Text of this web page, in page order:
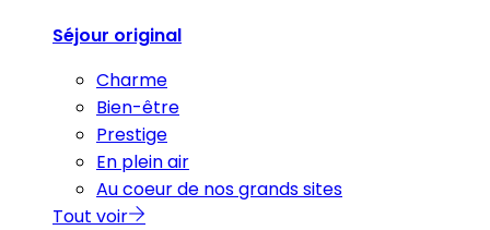
Séjour original
Charme
Bien-être
Prestige
En plein air
Au coeur de nos grands sites
Tout voir